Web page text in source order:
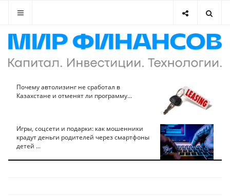
Почему автолизинг не сработал в
Казахстане и отменят ли программу...
Игры, соцсети и подарки: как мошенники
крадут деньги родителей через смартфоны
детей ...